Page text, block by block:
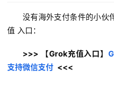
没有海外支付条件的小伙
值 入口：
>>> 【Grok充值入口】
支持微信支付
  <<<